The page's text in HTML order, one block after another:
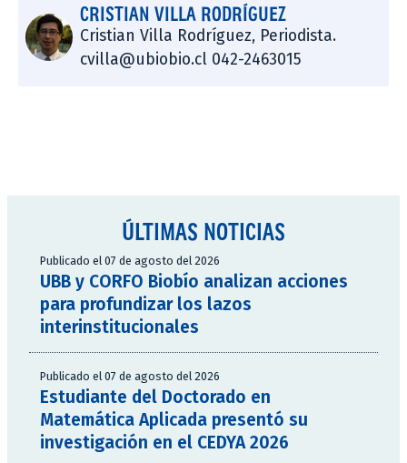
CRISTIAN VILLA RODRÍGUEZ
Cristian Villa Rodríguez, Periodista.
cvilla@ubiobio.cl 042-2463015
ÚLTIMAS NOTICIAS
Publicado el 07 de agosto del 2026
UBB y CORFO Biobío analizan acciones
para profundizar los lazos
interinstitucionales
Publicado el 07 de agosto del 2026
Estudiante del Doctorado en
Matemática Aplicada presentó su
investigación en el CEDYA 2026